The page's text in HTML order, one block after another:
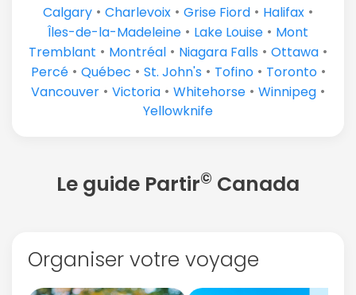
Calgary • Charlevoix • Grise Fiord • Halifax •
Îles-de-la-Madeleine • Lake Louise • Mont
Tremblant • Montréal • Niagara Falls • Ottawa •
Percé• Québec • St. John's • Tofino• Toronto•
Vancouver • Victoria • Whitehorse • Winnipeg •
Yellowknife
Le guide Partir© Canada
Organiser votre voyage